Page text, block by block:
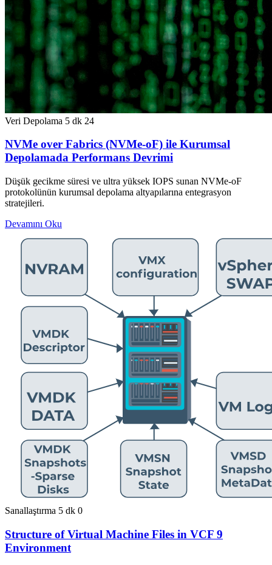
Veri Depolama 5 dk 24
NVMe over Fabrics (NVMe-oF) ile Kurumsal
Depolamada Performans Devrimi
Düşük gecikme süresi ve ultra yüksek IOPS sunan NVMe-oF
protokolünün kurumsal depolama altyapılarına entegrasyon
stratejileri.
Devamını Oku
Sanallaştırma 5 dk 0
Structure of Virtual Machine Files in VCF 9
Environment